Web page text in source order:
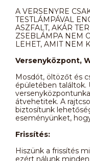
A VERSENYRE
TESTLÁMPÁVAL
ASZFALT, AKÁR
ZSEBLÁMPA NEM
LEHET, AMIT NEM
Versenyközpont,
Mosdót, öltözőt és
épületében találtok.
átvehetitek. A
biztosítunk
eseményünket,
Frissítés:
Hiszünk a frissítés
ezért nálunk